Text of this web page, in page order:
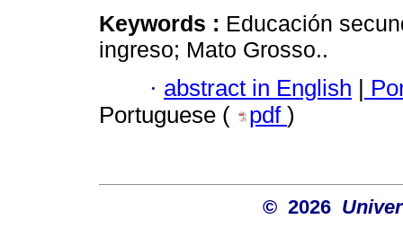
Keywords : Educación
ingreso; Mato Grosso..
· abstract in English |
Portuguese (
pdf )
© 2026